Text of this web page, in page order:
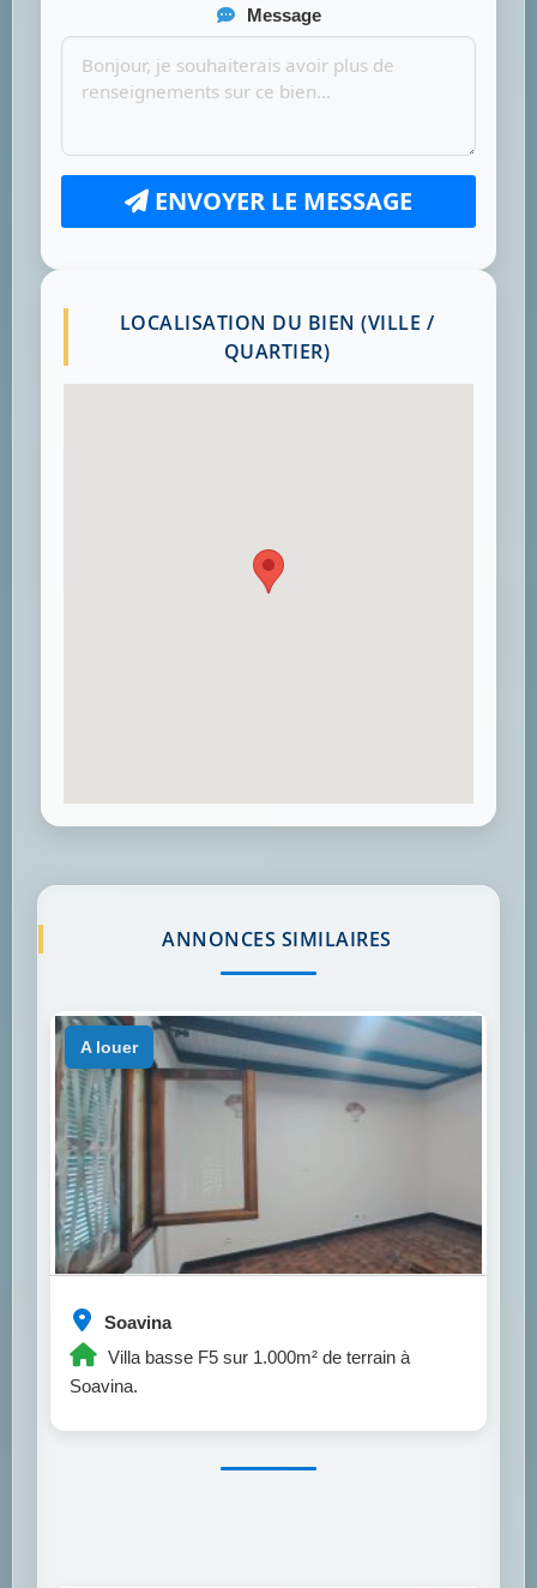
Message
ENVOYER LE MESSAGE
LOCALISATION DU BIEN (VILLE /
QUARTIER)
ANNONCES SIMILAIRES
Soavina
Villa basse F5 sur 1.000m² de terrain à
Soavina.
a louer